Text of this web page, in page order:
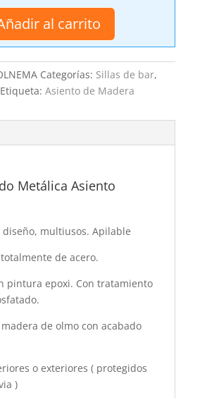
al carrito
Categorías: Sillas de bar,
Etiqueta: Asiento de Madera
Metálica Asiento
multiusos. Apilable
de acero.
pintura epoxi. Con tratamiento
de olmo con acabado
o exteriores ( protegidos
)